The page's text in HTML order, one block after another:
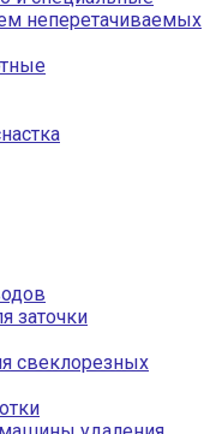
неперетачиваемых
заточки
свеклорезных